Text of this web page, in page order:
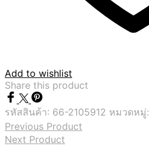
Add to wishlist
Share this product
รหัสสินค้า: 66-2105912 หมวดหมู่:
Previous Product
Next Product